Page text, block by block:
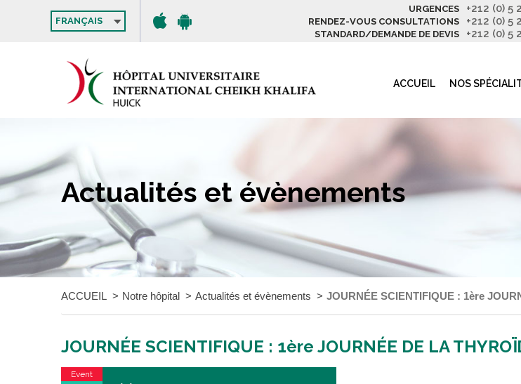
FRANÇAIS
URGENCES +212 (0) 5
RENDEZ-VOUS CONSULTATIONS +212 (0) 5
STANDARD/DEMANDE DE DEVIS +212 (0) 5
ACCUEIL NOS
Actualités et évènements
ACCUEIL Notre hôpital Actualités et évènements JOURNÉE SCIENTIFIQUE : 1ère
JOURNÉE SCIENTIFIQUE : 1ère JOURNÉE DE LA
Event